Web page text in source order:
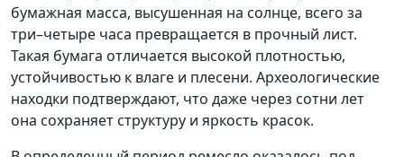
бумажная масса, высушенная на солнце, всего за
три–четыре часа превращается в прочный лист.
Такая бумага отличается высокой плотностью,
устойчивостью к влаге и плесени. Археологические
находки подтверждают, что даже через сотни лет
она сохраняет структуру и яркость красок.